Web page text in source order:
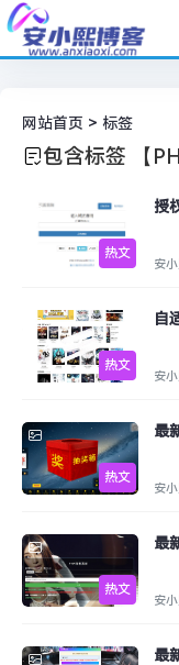
网站首页 > 标签
包含标签 【
热文
授
安
热文
自
安
热文
最
安
热文
最
安
最